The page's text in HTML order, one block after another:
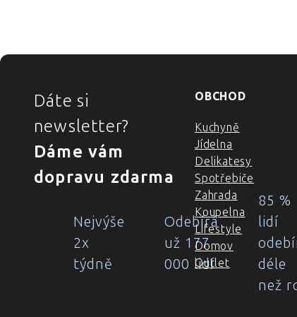
ZÁPATÍ
Dáte si
newsletter?
Dáme vám
dopravu zdarma
Nejvýše
2x
týdně
Odebírá
už 177
000 lidí
85 %
lidí
déle
než
OBCHOD
Kuchyně
Jídelna
Delikatesy
Spotřebiče
Zahrada
Koupelna
Lifestyle
Domov
Outlet